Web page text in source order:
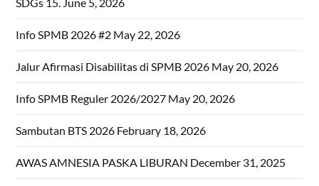
Info SPMB 2026 #2 May 22, 2026
Jalur Afirmasi Disabilitas di SPMB 2026 May 20, 2026
Info SPMB Reguler 2026/2027 May 20, 2026
Sambutan BTS 2026 February 18, 2026
AWAS AMNESIA PASKA LIBURAN December 31, 2025